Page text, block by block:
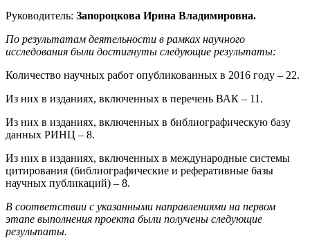
Руководитель: Запороцкова Ирина Владимировна.
По результатам деятельности в рамках научного
исследования были достигнуты следующие результаты:
Количество научных работ опубликованных в 2016 году – 22.
Из них в изданиях, включенных в перечень ВАК – 11.
Из них в изданиях, включенных в библиографическую базу
данных РИНЦ – 8.
Из них в изданиях, включенных в международные системы
цитирования (библиографические и реферативные базы
научных публикаций) – 8.
В соответствии с указанными направлениями на первом
этапе выполнения проекта были получены следующие
результаты.